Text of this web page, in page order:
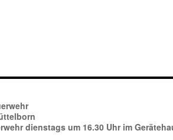
dienstags um 16.30 Uhr im